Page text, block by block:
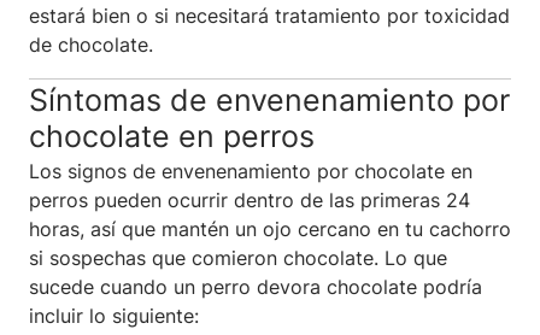
estará bien o si necesitará tratamiento por toxicidad
de chocolate.
Síntomas de envenenamiento por
chocolate en perros
Los signos de envenenamiento por chocolate en
perros pueden ocurrir dentro de las primeras 24
horas, así que mantén un ojo cercano en tu cachorro
si sospechas que comieron chocolate. Lo que
sucede cuando un perro devora chocolate podría
incluir lo siguiente: